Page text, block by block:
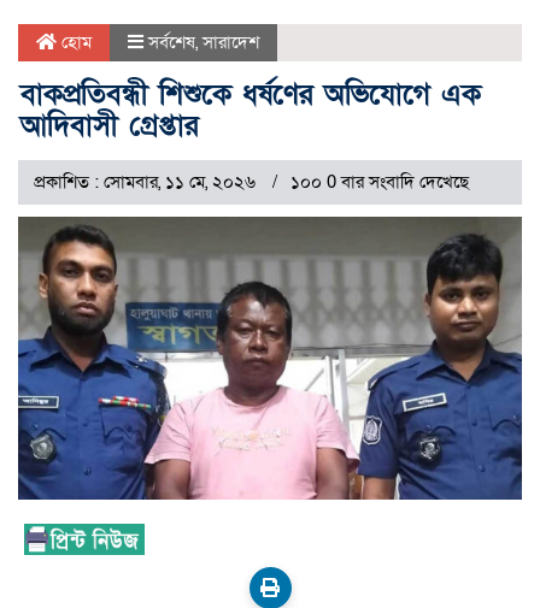
হোম সর্বশেষ,সারাদেশ
বাকপ্রতিবন্ধী শিশুকে ধর্ষণের অভিযোগে এক
আদিবাসী গ্রেপ্তার
প্রকাশিত : সোমবার, ১১ মে, ২০২৬ ১০০ 0 বার সংবাদি দেখেছে